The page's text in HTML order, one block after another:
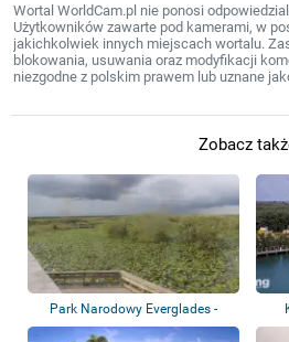
Wortal WorldCam.pl nie ponosi
Użytkowników zawarte pod kamerami, w
jakichkolwiek innych miejscach wortalu.
blokowania, usuwania oraz modyfikacji
niezgodne z polskim prawem lub uznane
Zobacz
Park Narodowy Everglades -
Anhinga Trail